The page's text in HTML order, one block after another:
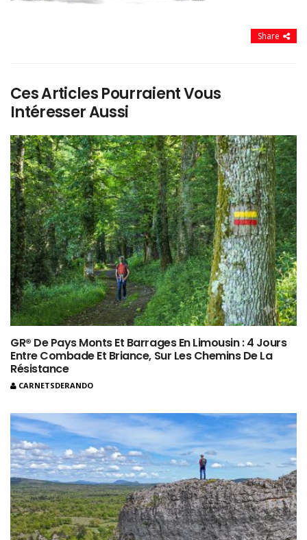
Share
Ces Articles Pourraient Vous
Intéresser Aussi
GR® De Pays Monts Et Barrages En Limousin : 4 Jours
Entre Combade Et Briance, Sur Les Chemins De La
Résistance
CARNETSDERANDO